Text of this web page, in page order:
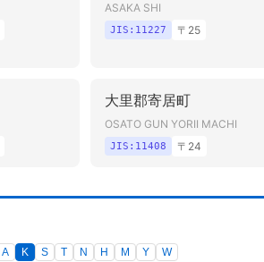
ASAKA SHI
JIS: 11227 〒 25
大里郡寄居町
OSATO GUN YORII MACHI
JIS: 11408 〒 24
A K S T N H M Y W